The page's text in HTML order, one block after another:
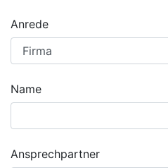
Anrede
Name
Ansprechpartner